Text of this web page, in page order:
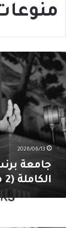
جامعة
برنستون:
مجموعة
آينشتاين
الكاملة
(2
من
2)
2026/06/13
جامعة
الكاملة (2 من 2)